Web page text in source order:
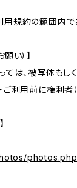
規約の範囲内で
い）】
ては、被写体も
ご利用前に権利